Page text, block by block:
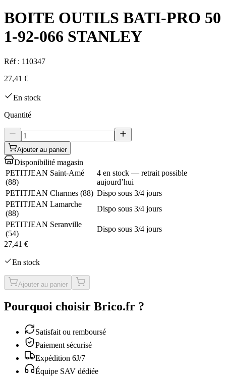
BOITE OUTILS BATI-PRO 50
1-92-066 STANLEY
Réf : 110347
27,41 €
En stock
Quantité
Ajouter au panier
Disponibilité magasin
PETITJEAN Saint-Amé
(88)
4 en stock — retrait possible
aujourd’hui
PETITJEAN Charmes (88) Dispo sous 3/4 jours
PETITJEAN Lamarche
(88)
Dispo sous 3/4 jours
PETITJEAN Seranville
(54)
Dispo sous 3/4 jours
27,41 €
En stock
Ajouter au panier
Pourquoi choisir Brico.fr ?
Satisfait ou remboursé
Paiement sécurisé
Expédition 6J/7
Équipe SAV dédiée